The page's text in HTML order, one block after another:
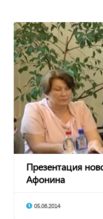
Презентация
Афонина
05.06.2014